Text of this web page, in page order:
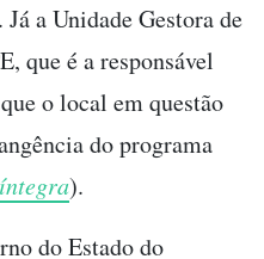
a Unidade Gestora de
que é a responsável
o local em questão
do programa
).
do Estado do